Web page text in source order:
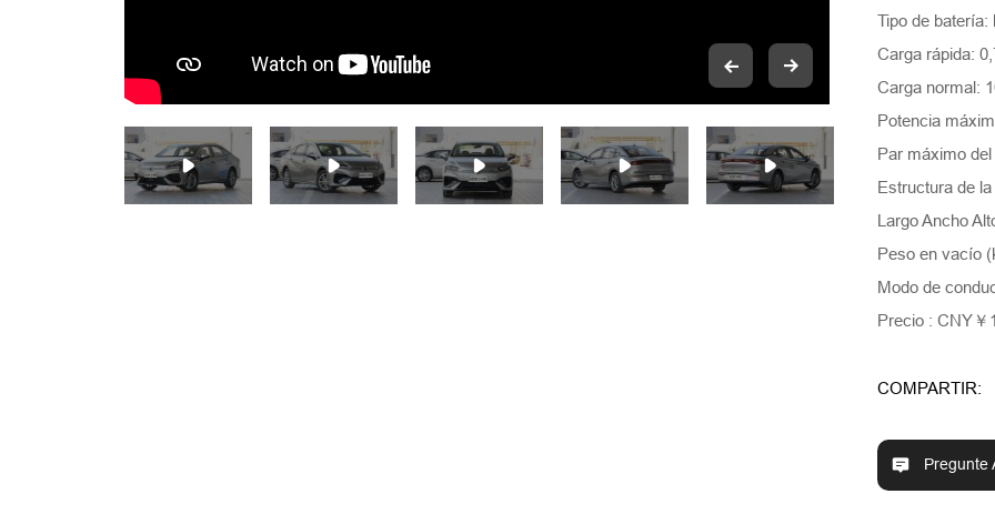
Tipo de
Carga rápida:
Carga normal:
Potencia
Par máximo
Estructura de
Largo Ancho
Peso en vacío
Modo de
Precio : CNY￥
COMPARTIR:
Pregunte